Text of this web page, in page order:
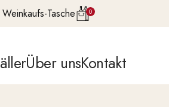
Weinkaufs-Tasche 0
Über unsKontakt